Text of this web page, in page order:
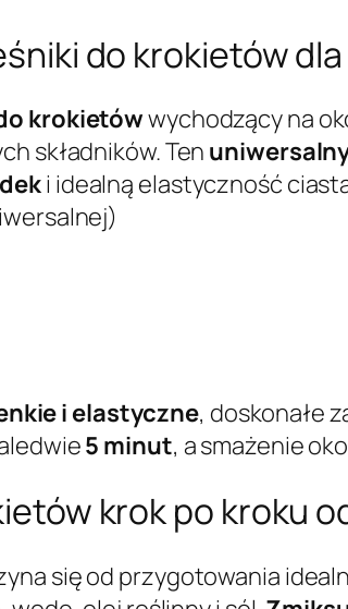
do krokietów
krokietówwychodzący na
składników. Ten
i idealną elastyczność
i elastyczne, doskonałe
5 minut, a smażenie
krok po kroku
się od przygotowania